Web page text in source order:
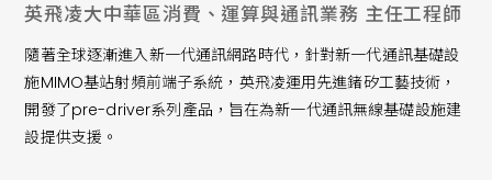
英飛凌大中華區消費、運算與通訊業務 主任工程師
隨著全球逐漸進入新一代通訊網路時代，針對新一代通訊基礎設
施MIMO基站射頻前端子系統，英飛凌運用先進鍺矽工藝技術，
開發了pre-driver系列產品，旨在為新一代通訊無線基礎設施建
設提供支援。